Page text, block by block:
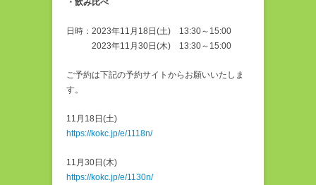
・飲み比べ
日時：2023年11月18日(土) 13:30～15:00
2023年11月30日(木) 13:30～15:00
ご予約は下記の予約サイトからお願いいたしま
す。
11月18日(土)
https://kokc.jp/e/1118n/
11月30日(木)
https://kokc.jp/e/1130n/